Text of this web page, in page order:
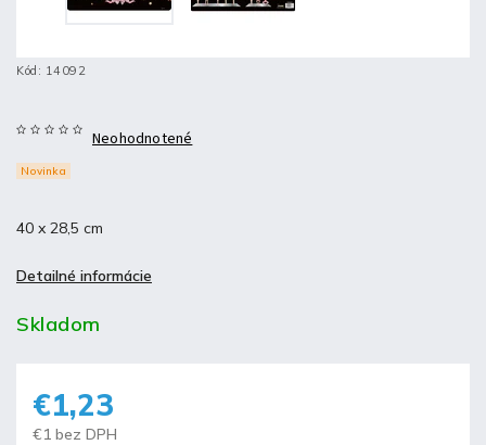
Kód: 14092
Novinka
Neohodnotené
40 x 28,5 cm
Detailné informácie
Skladom
€1,23
€1 bez DPH